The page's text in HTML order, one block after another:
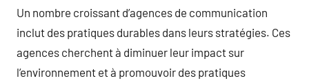
Un nombre croissant d’agences de communication
inclut des pratiques durables dans leurs stratégies. Ces
agences cherchent à diminuer leur impact sur
l’environnement et à promouvoir des pratiques